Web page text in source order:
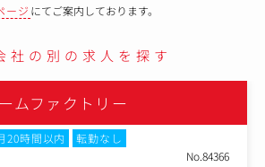
ージ にてご案内しております。
社の別の求人を探す
ムファクトリー
20時間以内
転勤なし
No.84366